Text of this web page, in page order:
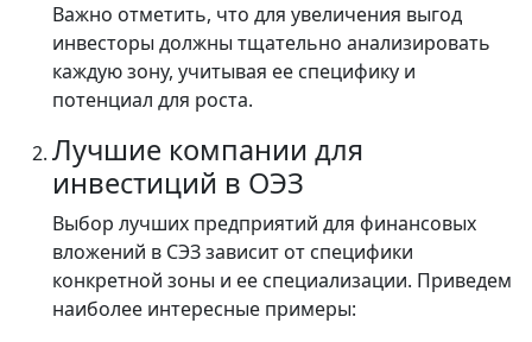
Важно отметить, что для увеличения выгод
инвесторы должны тщательно анализировать
каждую зону, учитывая ее специфику и
потенциал для роста.
Лучшие компании для
инвестиций в ОЭЗ
Выбор лучших предприятий для финансовых
вложений в СЭЗ зависит от специфики
конкретной зоны и ее специализации. Приведем
наиболее интересные примеры: